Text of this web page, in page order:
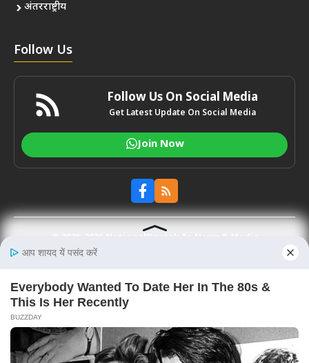
अंतरराष्ट्रीय
Follow Us
Follow Us On Social Media
Get Latest Update On Social Media
Join Now